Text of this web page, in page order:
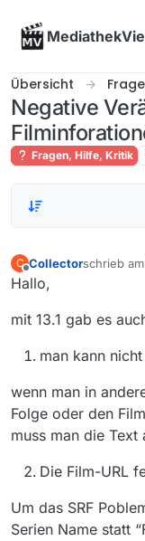
Übersicht
Negative
Fragen, Hilfe, Kritik
C
Offline
Collectorschrieb am
zuletzt
Hallo,
mit 13.1 gab es
man kann
wenn man in
Folge oder den
muss man die Text
Die Film-URL
Um das SRF
Serien Name statt